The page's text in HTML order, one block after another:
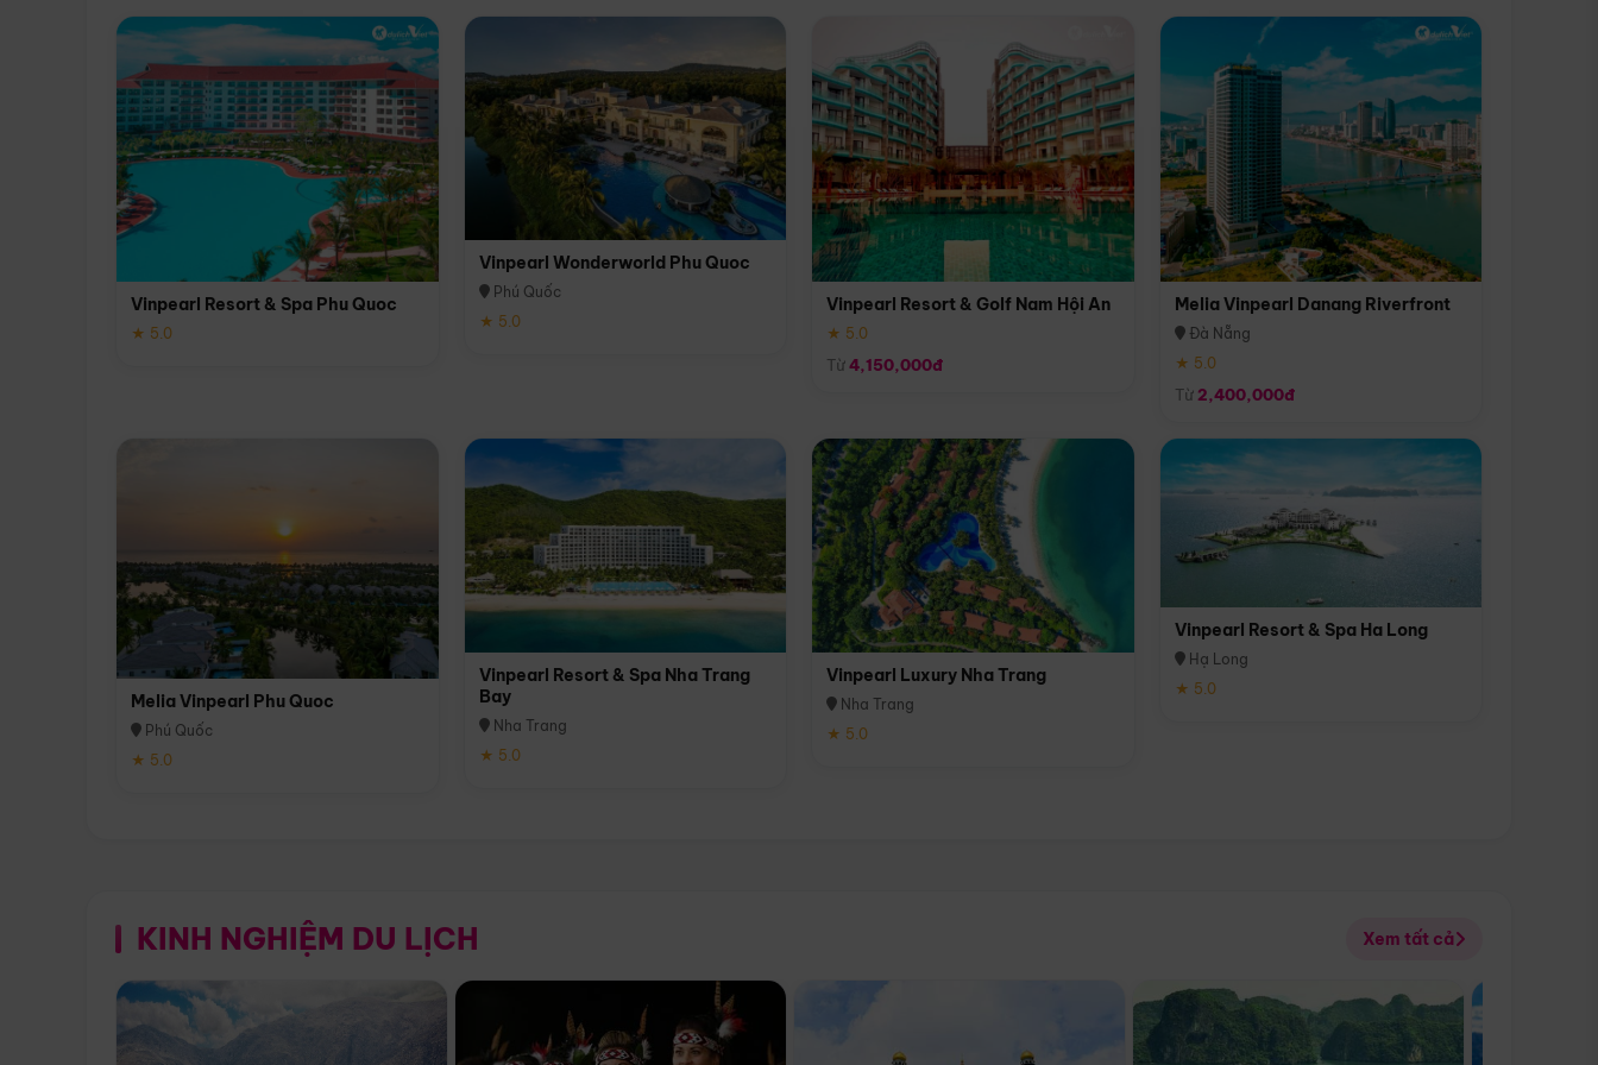
Vinpearl Resort & Spa Phu Quoc
★ 5.0
Vinpearl Wonderworld Phu Quoc
Phú Quốc
★ 5.0
Vinpearl Resort & Golf Nam Hội An
★ 5.0
Từ4,150,000đ
Melia Vinpearl Danang Riverfront
Đà Nẵng
★ 5.0
Từ 2,400,000đ
Melia Vinpearl Phu Quoc
Phú Quốc
★ 5.0
Vinpearl Resort & Spa Nha Trang
Bay
Nha Trang
★ 5.0
Vinpearl Luxury Nha Trang
Nha Trang
★ 5.0
Vinpearl Resort & Spa Ha Long
Hạ Long
★ 5.0
KINH NGHIỆM DU LỊCH Xem tất cả